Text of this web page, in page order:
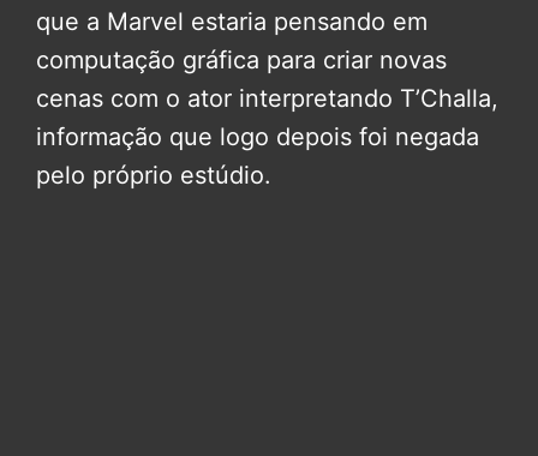
que a Marvel estaria pensando em
computação gráfica para criar novas
cenas com o ator interpretando T’Challa,
informação que logo depois foi negada
pelo próprio estúdio.